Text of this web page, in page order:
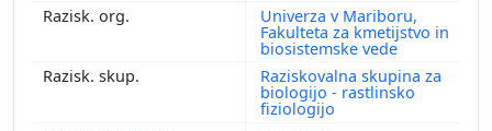
Univerza v Mariboru,
Fakulteta za kmetijstvo in
biosistemske vede
Raziskovalna skupina za
biologijo - rastlinsko
fiziologijo